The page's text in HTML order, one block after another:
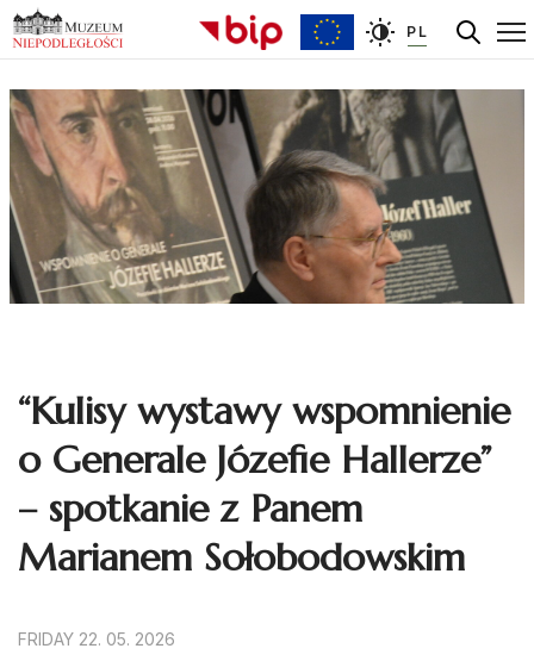
PL
“Kulisy wystawy wspomnienie
o Generale Józefie Hallerze”
– spotkanie z Panem
Marianem Sołobodowskim
FRIDAY 22. 05. 2026